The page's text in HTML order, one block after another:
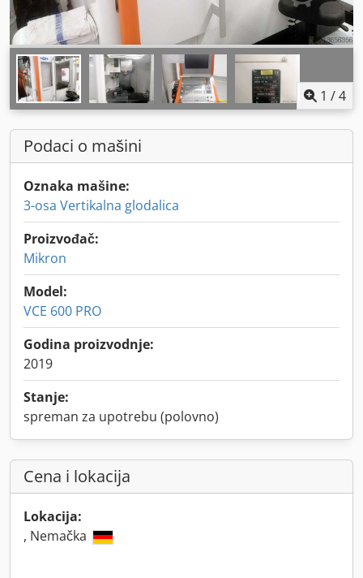
1 /4
Podaci o mašini
Oznaka mašine:
3-osa Vertikalna glodalica
Proizvođač:
Mikron
Model:
VCE 600 PRO
Godina proizvodnje:
2019
Stanje:
spreman za upotrebu (polovno)
Cena i lokacija
Lokacija:
, Nemačka